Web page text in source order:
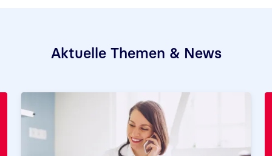
Aktuelle Themen & News